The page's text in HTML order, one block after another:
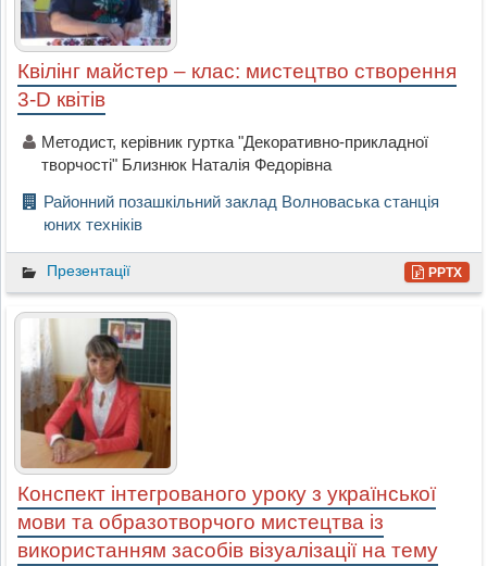
Квілінг майстер – клас: мистецтво створення
3-D квітів
Методист, керівник гуртка "Декоративно-прикладної
творчості" Близнюк Наталія Федорівна
Районний позашкільний заклад Волноваська станція
юних техніків
Презентації PPTX
Конспект інтегрованого уроку з української
мови та образотворчого мистецтва із
використанням засобів візуалізації на тему